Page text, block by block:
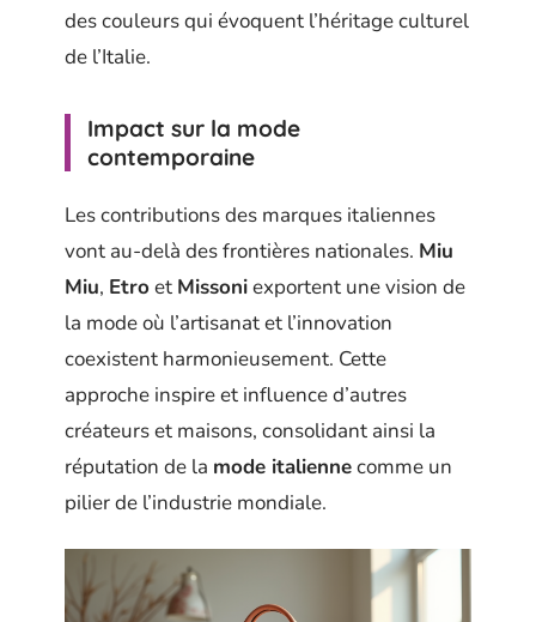
des couleurs qui évoquent l’héritage culturel
de l’Italie.
Impact sur la mode
contemporaine
Les contributions des marques italiennes
vont au-delà des frontières nationales. Miu
Miu, Etro et Missoniexportent une vision de
la mode où l’artisanat et l’innovation
coexistent harmonieusement. Cette
approche inspire et influence d’autres
créateurs et maisons, consolidant ainsi la
réputation de la mode italiennecomme un
pilier de l’industrie mondiale.